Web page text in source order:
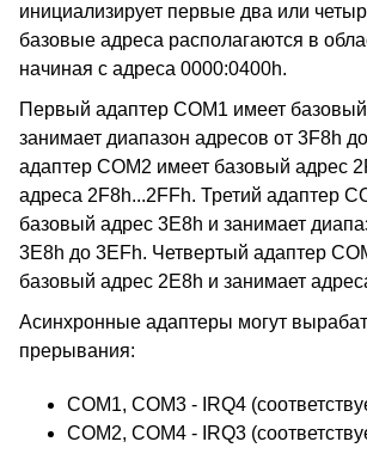
инициализирует первые два или
базовые адреса располагаются в
начиная с адреса 0000:0400h.
Первый адаптер COM1 имеет
занимает диапазон адресов от 3F8h
адаптер COM2 имеет базовый адрес
адреса 2F8h...2FFh. Третий адаптер
базовый адрес 3E8h и занимает
3E8h до 3EFh. Четвертый адаптер
базовый адрес 2E8h и занимает
Асинхронные адаптеры могут
прерывания:
COM1, COM3 - IRQ4
COM2, COM4 - IRQ3